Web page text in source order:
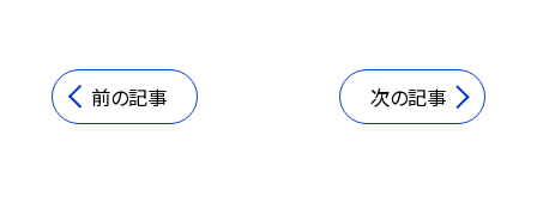
前の記事 次の記事